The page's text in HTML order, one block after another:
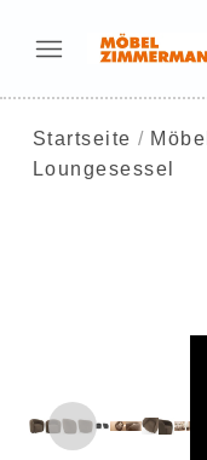
Startseite Möbel
Loungesessel